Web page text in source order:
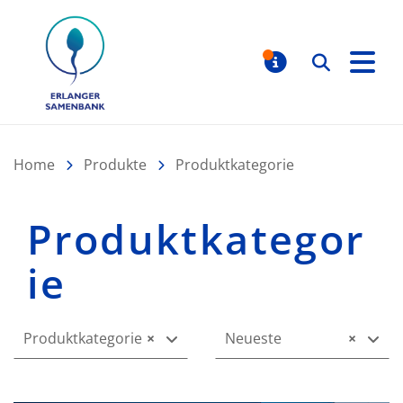
Suchen
Home Produkte Produktkategorie
Produktkategor
ie
×
Produktkategorie ×
Neueste